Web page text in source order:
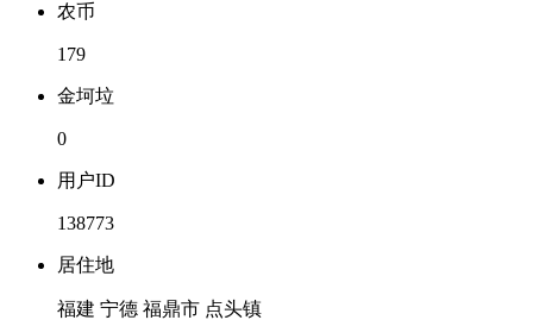
农币
179
金坷垃
0
用户ID
138773
居住地
福建 宁德 福鼎市 点头镇